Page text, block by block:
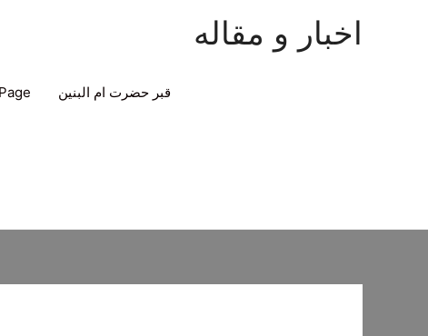
اخبار و مقاله
قبر حضرت ام البنین